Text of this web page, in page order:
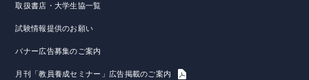
取扱書店・大学生協一覧
試験情報提供のお願い
バナー広告募集のご案内
月刊「教員養成セミナー」広告掲載のご案内